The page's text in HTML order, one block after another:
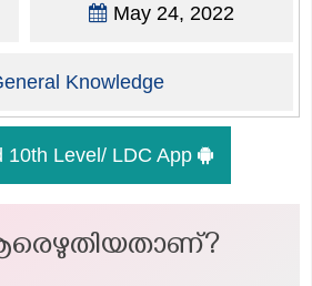
May 24, 2022
Knowledge
10th Level/ LDC App